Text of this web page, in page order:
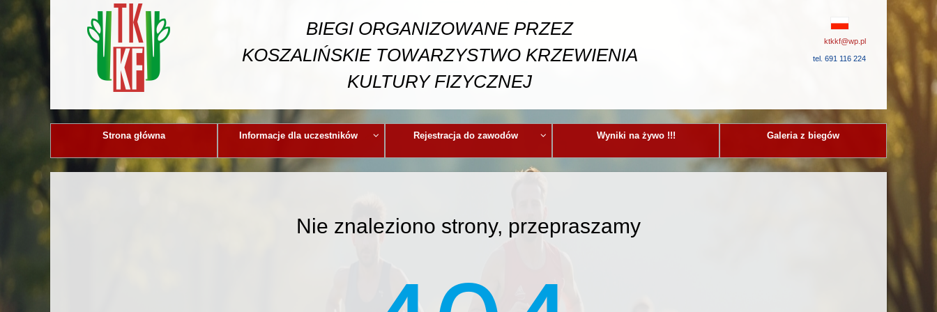
BIEGI ORGANIZOWANE PRZEZ
KOSZALIŃSKIE TOWARZYSTWO KRZEWIENIA
KULTURY FIZYCZNEJ
ktkkf@wp.pl
tel. 691 116 224
Strona główna Informacje dla uczestników Rejestracja do zawodów Wyniki na żywo !!! Galeria z biegów
Nie znaleziono strony, przepraszamy